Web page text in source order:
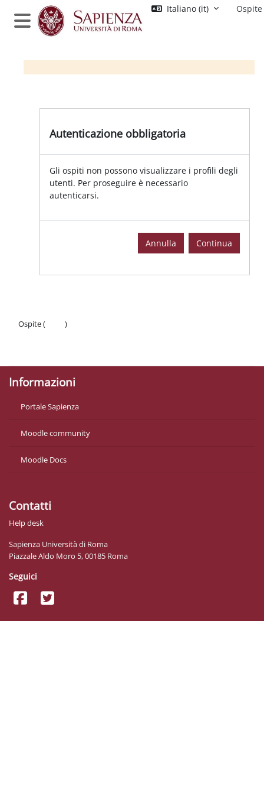
Vai al contenuto principale
Pannello laterale
Italiano ‎(it)‎ Ospite
Autenticazione obbligatoria
Gli ospiti non possono visualizzare i profili degli
utenti. Per proseguire è necessario
autenticarsi.
Annulla Continua
Ospite (
)
Informazioni
Portale Sapienza
Moodle community
Moodle Docs
Contatti
Help desk
Sapienza Università di Roma
Piazzale Aldo Moro 5, 00185 Roma
Seguici